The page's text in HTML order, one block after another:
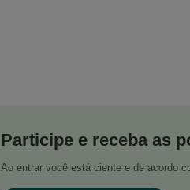
Participe e receba as
Ao entrar você está ciente e de acordo